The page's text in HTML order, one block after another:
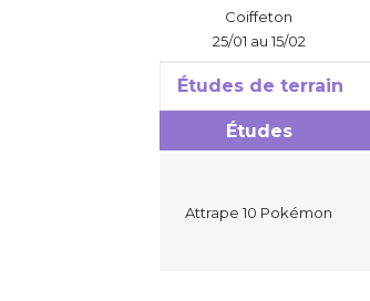
Coiffeton
25/01 au 15/02
Études de terrain
Études
Attrape 10 Pokémon